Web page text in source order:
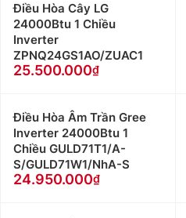
Điều Hòa Cây LG
24000Btu 1 Chiều
Inverter
ZPNQ24GS1AO/ZUAC1
25.500.000
Điều Hòa Âm Trần Gree
Inverter 24000Btu 1
Chiều GULD71T1/A-
S/GULD71W1/NhA-S
24.950.000